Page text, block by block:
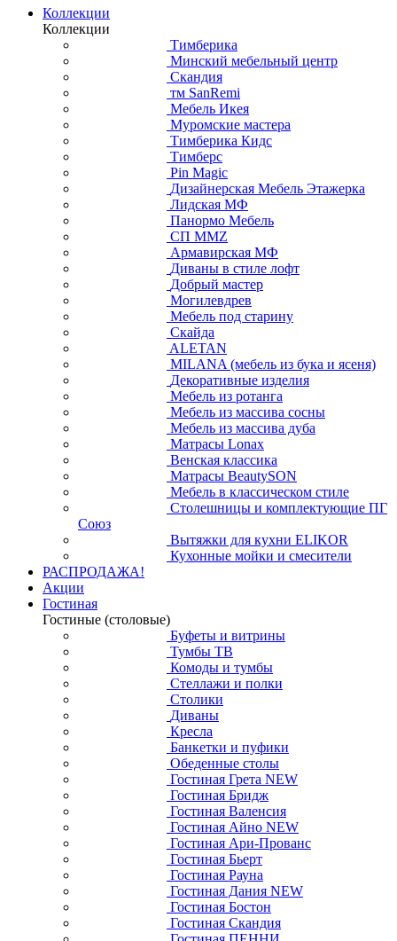
Коллекции
Коллекции
Тимберика
Минский мебельный центр
Скандия
тм SanRemi
Мебель Икея
Муромские мастера
Тимберика Кидс
Тимберс
Pin Magic
Дизайнерская Мебель Этажерка
Лидская МФ
Панормо Мебель
СП ММZ
Армавирская МФ
Диваны в стиле лофт
Добрый мастер
Могилевдрев
Мебель под старину
Скайда
ALETAN
MILANA (мебель из бука и ясеня)
Декоративные изделия
Мебель из ротанга
Мебель из массива сосны
Мебель из массива дуба
Матрасы Lonax
Венская классика
Матрасы BeautySON
Мебель в классическом стиле
Столешницы и комплектующие ПГ
Союз
Вытяжки для кухни ELIKOR
Кухонные мойки и смесители
РАСПРОДАЖА!
Акции
Гостиная
Гостиные (столовые)
Буфеты и витрины
Тумбы ТВ
Комоды и тумбы
Стеллажи и полки
Столики
Диваны
Кресла
Банкетки и пуфики
Обеденные столы
Гостиная Грета NEW
Гостиная Бридж
Гостиная Валенсия
Гостиная Айно NEW
Гостиная Ари-Прованс
Гостиная Бьерт
Гостиная Рауна
Гостиная Дания NEW
Гостиная Бостон
Гостиная Скандия